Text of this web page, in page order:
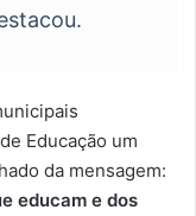
Educação um
da mensagem:
educam e dos